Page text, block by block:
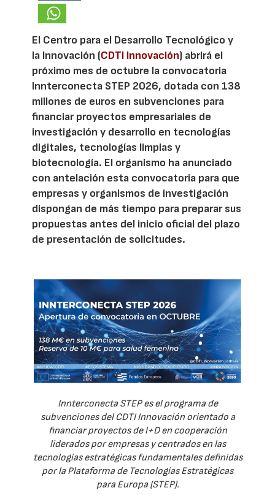
El Centro para el Desarrollo Tecnológico y
la Innovación (CDTI Innovación) abrirá el
próximo mes de octubre la convocatoria
Innterconecta STEP 2026, dotada con 138
millones de euros en subvenciones para
financiar proyectos empresariales de
investigación y desarrollo en tecnologías
digitales, tecnologías limpias y
biotecnología. El organismo ha anunciado
con antelación esta convocatoria para que
empresas y organismos de investigación
dispongan de más tiempo para preparar sus
propuestas antes del inicio oficial del plazo
de presentación de solicitudes.
Innterconecta STEP es el programa de
subvenciones del CDTI Innovación orientado a
financiar proyectos de I+D en cooperación
liderados por empresas y centrados en las
tecnologías estratégicas fundamentales definidas
por la Plataforma de Tecnologías Estratégicas
para Europa (STEP).